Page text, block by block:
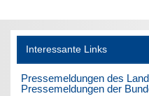
Interessante Links
Pressemeldungen des
Pressemeldungen der